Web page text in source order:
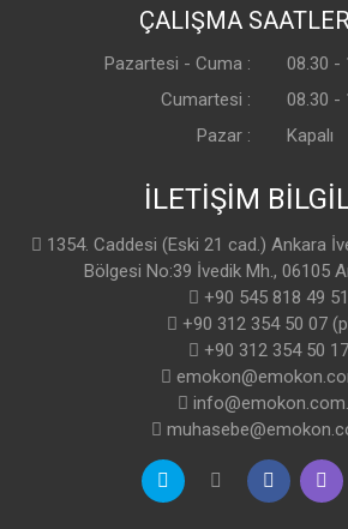
ÇALIŞMA
Pazartesi - Cuma :
Cumartesi :
Pazar :
08.30 -
08.30 -
Kapalı
İLETİŞİM
1354. Caddesi (Eski 21 cad.) Ankara
Bölgesi No:39 İvedik Mh., 06105
+90 545 818 49 51
+90 312 354 50 07
+90 312 354 50 17